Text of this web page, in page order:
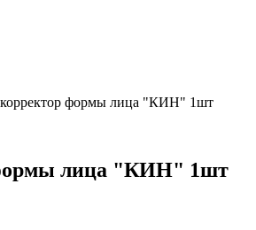
формы лица "КИН" 1шт
лица "КИН" 1шт